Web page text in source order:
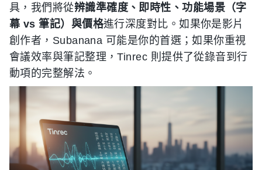
具，我們將從辨識準確度、即時性、功能場景（字
幕 vs 筆記）與價格進行深度對比。如果你是影片
創作者，Subanana 可能是你的首選；如果你重視
會議效率與筆記整理，Tinrec 則提供了從錄音到行
動項的完整解法。